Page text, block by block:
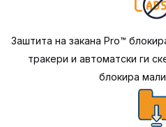
Заштита на закана Pro™
тракери и автоматски ги
блокира